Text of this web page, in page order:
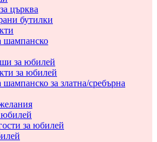
църква
бутилки
шампанско
за юбилей
за юбилей
за златна/сребърна
юбилей
за юбилей